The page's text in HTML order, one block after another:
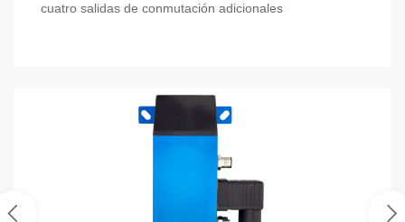
cuatro salidas de conmutación adicionales